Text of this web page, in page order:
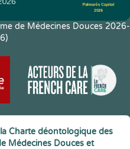
de Médecines Douces 2026-
Charte déontologique des
Médecines Douces et